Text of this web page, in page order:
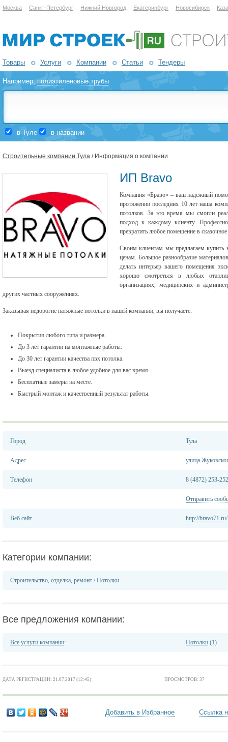
Москва Санкт-Петербург Нижний Новгород Екатеринбург Новосибирск
Товары Услуги Компании Статьи Тендеры
Например,полиэтиленовые трубы
в Туле в названии
Строительные компании Тула / Информация о компании
ИП Bravo
Компания «Браво» – ваш надежный
протяжении последних 10 лет наша
потолков. За это время мы смогли
подход к каждому клиенту.
превратить любое помещение в
Своим клиентам мы предлагаем
ценам. Большое разнообразие
делать интерьер вашего помещения
хорошо смотреться в любых
организациях, медицинских и
других частных сооружениях.
Заказывая недорогие натяжные потолки в нашей компании, вы получаете:
Покрытия любого типа и размера.
До 3 лет гарантии на монтажные работы.
До 30 лет гарантии качества пвх потолка.
Выезд специалиста в любое удобное для вас время.
Бесплатные замеры на месте.
Быстрый монтаж и качественный результат работы.
Город Тула
Адрес улица
Телефон 8 (4872) 253-
Отправить
Веб сайт http://bravo71.ru/
Категории компании:
Строительство, отделка, ремонт /Потолки
Все предложения компании:
Все услуги компании: Потолки (1)
ДАТА РЕГИСТРАЦИИ: 21.07.2017 (12:45) ПРОСМОТРОВ: 37
Добавить в Избранное Ссылка